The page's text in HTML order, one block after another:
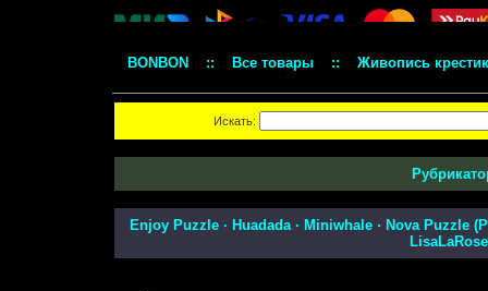
BONBON :: Все товары :: Живопись
Искать:
Enjoy Puzzle· Huadada· Miniwhale· Nova Puzzle